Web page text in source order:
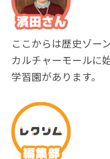
ここからは歴史ゾー
カルチャーモールに
学習園があります。